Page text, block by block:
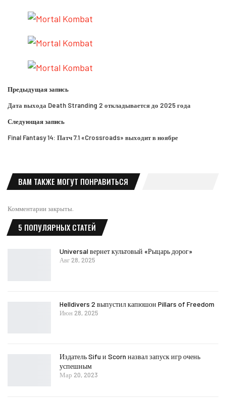
Предыдущая запись
Дата выхода Death Stranding 2 откладывается до 2025 года
Следующая запись
Final Fantasy 14: Патч 7.1 «Crossroads» выходит в ноябре
ВАМ ТАКЖЕ МОГУТ ПОНРАВИТЬСЯ
Комментарии закрыты.
5 ПОПУЛЯРНЫХ СТАТЕЙ
Universal вернет культовый «Рыцарь дорог»
Авг 28, 2025
Helldivers 2 выпустил капюшон Pillars of Freedom
Июн 28, 2025
Издатель Sifu и Scorn назвал запуск игр очень
успешным
Мар 20, 2023